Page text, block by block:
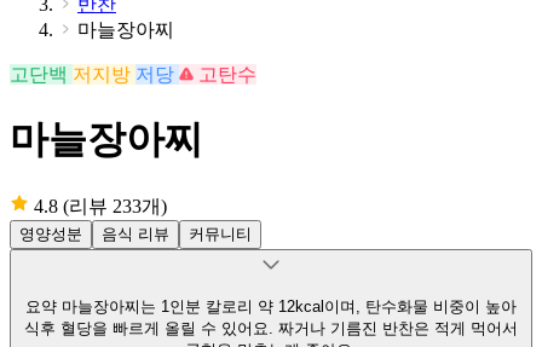
반찬
마늘장아찌
고단백 저지방 저당 고탄수
마늘장아찌
4.8 (리뷰 233개)
영양성분 음식 리뷰 커뮤니티
요약 마늘장아찌는 1인분 칼로리 약 12kcal이며, 탄수화물 비중이 높아
식후 혈당을 빠르게 올릴 수 있어요. 짜거나 기름진 반찬은 적게 먹어서